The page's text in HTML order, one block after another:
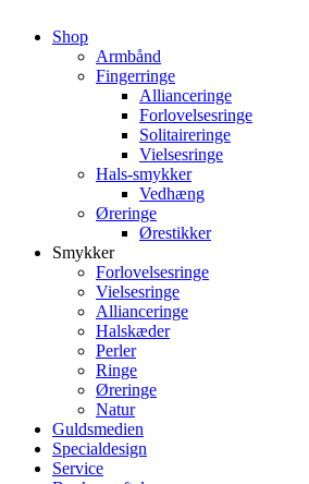
Shop
Armbånd
Fingerringe
Allianceringe
Forlovelsesringe
Solitaireringe
Vielsesringe
Hals-smykker
Vedhæng
Øreringe
Ørestikker
Smykker
Forlovelsesringe
Vielsesringe
Allianceringe
Halskæder
Perler
Ringe
Øreringe
Natur
Guldsmedien
Specialdesign
Service